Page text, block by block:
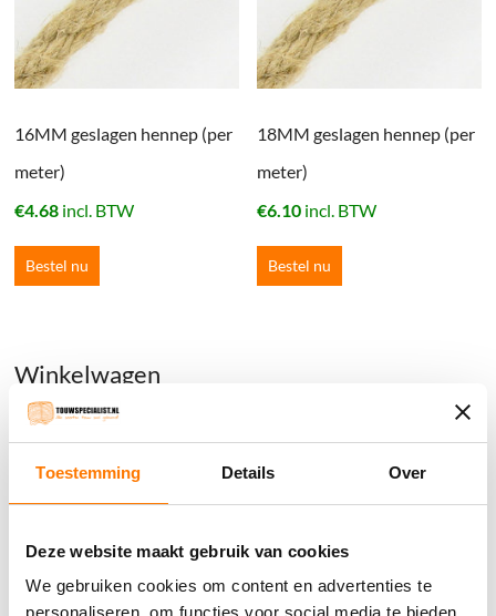
Toestemming Details Over
Deze website maakt gebruik van cookies
We gebruiken cookies om content en advertenties te
personaliseren, om functies voor social media te bieden
16MM geslagen hennep (per
meter)
€4.68 incl. BTW
Bestel nu
18MM geslagen hennep (per
meter)
€6.10 incl. BTW
Bestel nu
Winkelwagen
Geen producten in de winkelwagen.